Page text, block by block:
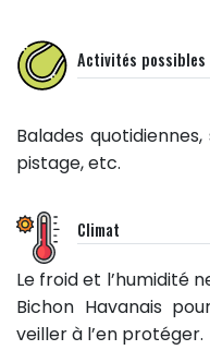
Activités possibles
Balades
pistage, etc.
Climat
Le froid et l’humidité
Bichon Havanais
veiller à l’en protéger.